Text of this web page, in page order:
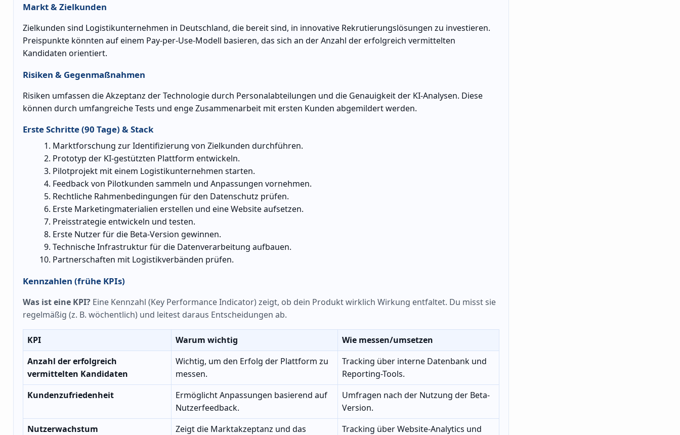
Markt & Zielkunden
Zielkunden sind Logistikunternehmen in Deutschland, die bereit sind, in innovative Rekrutierungslösungen zu investieren.
Preispunkte könnten auf einem Pay-per-Use-Modell basieren, das sich an der Anzahl der erfolgreich vermittelten
Kandidaten orientiert.
Risiken & Gegenmaßnahmen
Risiken umfassen die Akzeptanz der Technologie durch Personalabteilungen und die Genauigkeit der KI-Analysen. Diese
können durch umfangreiche Tests und enge Zusammenarbeit mit ersten Kunden abgemildert werden.
Erste Schritte (90 Tage) & Stack
Marktforschung zur Identifizierung von Zielkunden durchführen.
Prototyp der KI-gestützten Plattform entwickeln.
Pilotprojekt mit einem Logistikunternehmen starten.
Feedback von Pilotkunden sammeln und Anpassungen vornehmen.
Rechtliche Rahmenbedingungen für den Datenschutz prüfen.
Erste Marketingmaterialien erstellen und eine Website aufsetzen.
Preisstrategie entwickeln und testen.
Erste Nutzer für die Beta-Version gewinnen.
Technische Infrastruktur für die Datenverarbeitung aufbauen.
Partnerschaften mit Logistikverbänden prüfen.
Kennzahlen (frühe KPIs)
Was ist eine KPI? Eine Kennzahl (Key Performance Indicator) zeigt, ob dein Produkt wirklich Wirkung entfaltet. Du misst sie
regelmäßig (z. B. wöchentlich) und leitest daraus Entscheidungen ab.
KPI Warum wichtig
Wie messen/umsetzen
Anzahl der erfolgreich
vermittelten Kandidaten
Wichtig, um den Erfolg der Plattform zu
messen.
Tracking über interne Datenbank und
Reporting-Tools.
Kundenzufriedenheit
Ermöglicht Anpassungen basierend auf
Nutzerfeedback.
Umfragen nach der Nutzung der Beta-
Version.
Nutzerwachstum
Zeigt die Marktakzeptanz und das
Tracking über Website-Analytics und